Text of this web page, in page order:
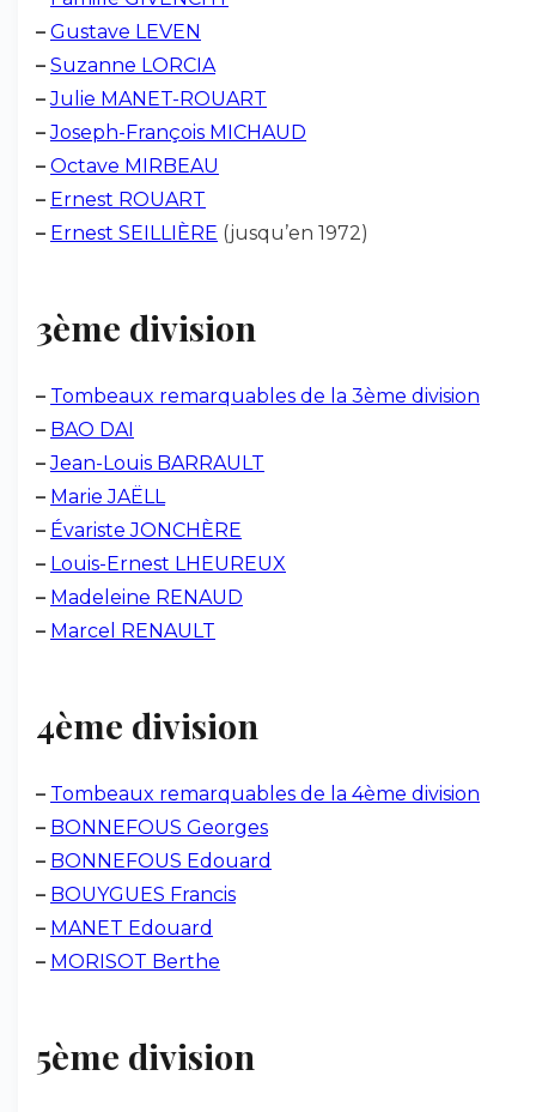
– Gustave LEVEN
– Suzanne LORCIA
– Julie MANET-ROUART
– Joseph-François MICHAUD
– Octave MIRBEAU
– Ernest ROUART
– Ernest SEILLIÈRE (jusqu’en 1972)
3ème division
– Tombeaux remarquables de la 3ème division
– BAO DAI
– Jean-Louis BARRAULT
– Marie JAËLL
– Évariste JONCHÈRE
– Louis-Ernest LHEUREUX
– Madeleine RENAUD
– Marcel RENAULT
4ème division
– Tombeaux remarquables de la 4ème division
– BONNEFOUS Georges
– BONNEFOUS Edouard
– BOUYGUES Francis
– MANET Edouard
– MORISOT Berthe
5ème division